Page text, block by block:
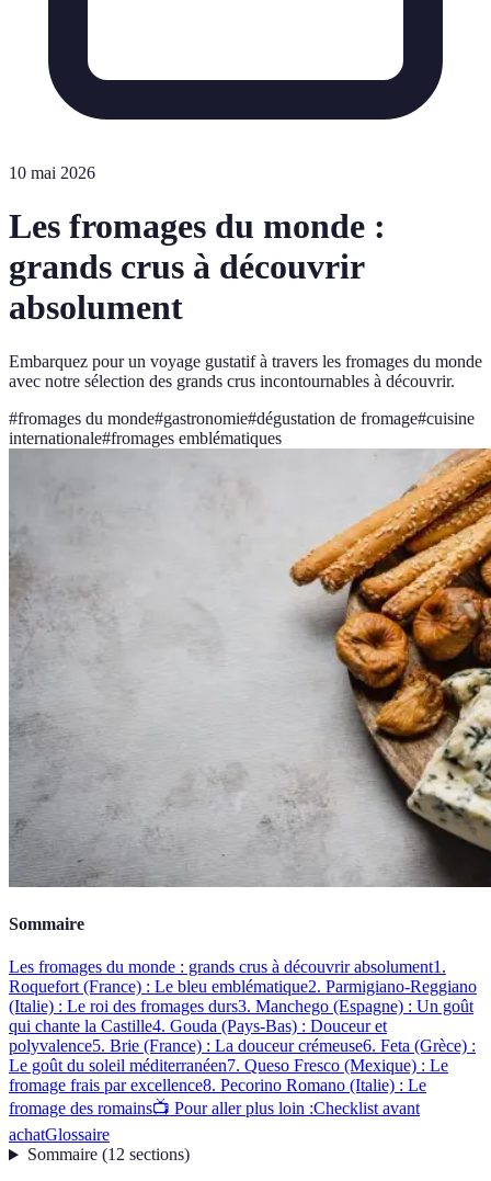
10 mai 2026
Les fromages du monde :
grands crus à découvrir
absolument
Embarquez pour un voyage gustatif à travers les fromages du monde
avec notre sélection des grands crus incontournables à découvrir.
#fromages du monde#gastronomie#dégustation de fromage#cuisine
internationale#fromages emblématiques
Sommaire
Les fromages du monde : grands crus à découvrir absolument1.
Roquefort (France) : Le bleu emblématique2. Parmigiano-Reggiano
(Italie) : Le roi des fromages durs3. Manchego (Espagne) : Un goût
qui chante la Castille4. Gouda (Pays-Bas) : Douceur et
polyvalence5. Brie (France) : La douceur crémeuse6. Feta (Grèce) :
Le goût du soleil méditerranéen7. Queso Fresco (Mexique) : Le
fromage frais par excellence8. Pecorino Romano (Italie) : Le
fromage des romains📺 Pour aller plus loin :Checklist avant
achatGlossaire
Sommaire(12 sections)